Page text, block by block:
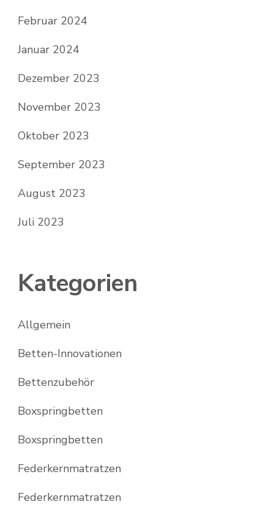
Februar 2024
Januar 2024
Dezember 2023
November 2023
Oktober 2023
September 2023
August 2023
Juli 2023
Kategorien
Allgemein
Betten-Innovationen
Bettenzubehör
Boxspringbetten
Boxspringbetten
Federkernmatratzen
Federkernmatratzen